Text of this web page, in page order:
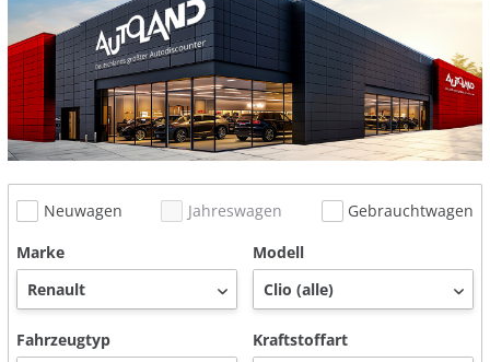
Neuwagen Jahreswagen
Gebrauchtwagen
Marke
Modell
Fahrzeugtyp Kraftstoffart